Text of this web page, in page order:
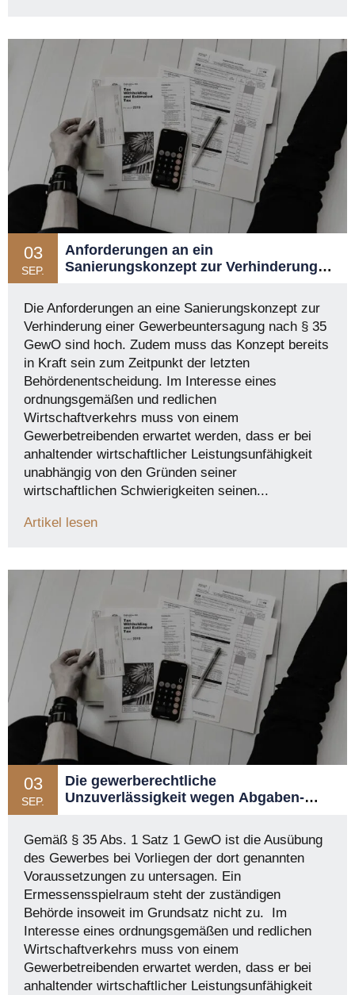
03
SEP.
Anforderungen an ein
Sanierungskonzept zur Verhinderung
Abs. 1 Gewerbeordnung (GewO)
Die Anforderungen an eine Sanierungskonzept zur
Verhinderung einer Gewerbeuntersagung nach § 35
GewO sind hoch. Zudem muss das Konzept bereits
in Kraft sein zum Zeitpunkt der letzten
Behördenentscheidung. Im Interesse eines
ordnungsgemäßen und redlichen
Wirtschaftverkehrs muss von einem
Gewerbetreibenden erwartet werden, dass er bei
anhaltender wirtschaftlicher Leistungsunfähigkeit
unabhängig von den Gründen seiner
wirtschaftlichen Schwierigkeiten seinen...
Artikel lesen
03
SEP.
Die gewerberechtliche
Unzuverlässigkeit wegen Abgaben-
Gemäß § 35 Abs. 1 Satz 1 GewO ist die Ausübung
des Gewerbes bei Vorliegen der dort genannten
Voraussetzungen zu untersagen. Ein
Ermessensspielraum steht der zuständigen
Behörde insoweit im Grundsatz nicht zu. Im
Interesse eines ordnungsgemäßen und redlichen
Wirtschaftverkehrs muss von einem
Gewerbetreibenden erwartet werden, dass er bei
anhaltender wirtschaftlicher Leistungsunfähigkeit